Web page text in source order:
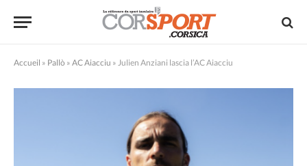
Accueil » Pallò » AC Aiacciu » Julien Anziani lascia l’AC Aiacciu